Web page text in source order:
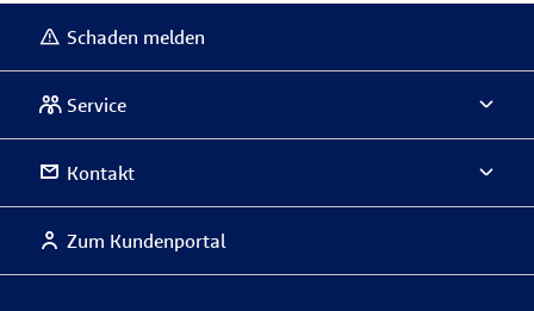
Schaden melden
Service
Kontakt
Zum Kundenportal